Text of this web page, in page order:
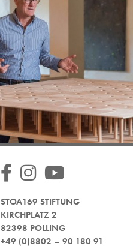
STOA169 STIFTUNG
KIRCHPLATZ 2
82398 POLLING
+49 (0)8802 – 90 180 91